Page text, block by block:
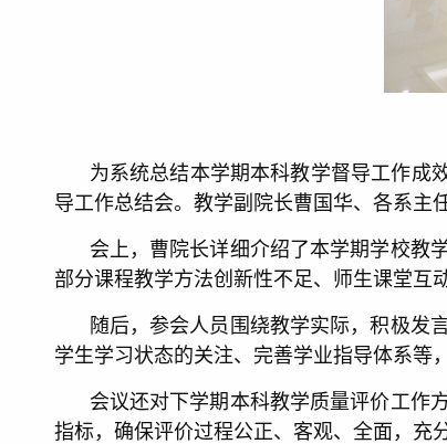
为系统总结本学期本科教学督导工作成
导工作总结会。教学副院长曹国华、各系主
会上，曹院长详细介绍了本学期学校教
部分课程教学方法创新性不足、师生课堂互
随后，参会人员围绕教学实际，积极发
学生学习状态的关注、完善学业指导体系等
会议还对下学期本科教学质量评价工作
指标，确保评价过程公正、客观、全面，充